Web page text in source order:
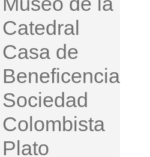
Catedral
Casa de
Beneficencia
Sociedad
Colombista
Plato